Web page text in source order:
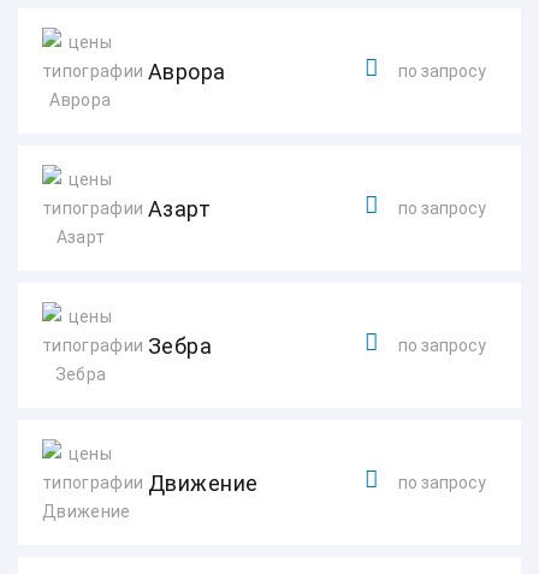
Аврора по запросу
Азарт по запросу
Зебра по запросу
Движение по запросу